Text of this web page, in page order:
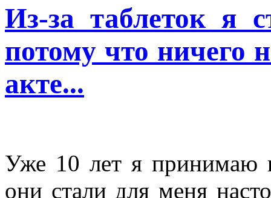
Из-за таблеток я
потому что ничего
акте...
Уже 10 лет я принимаю
они стали для меня